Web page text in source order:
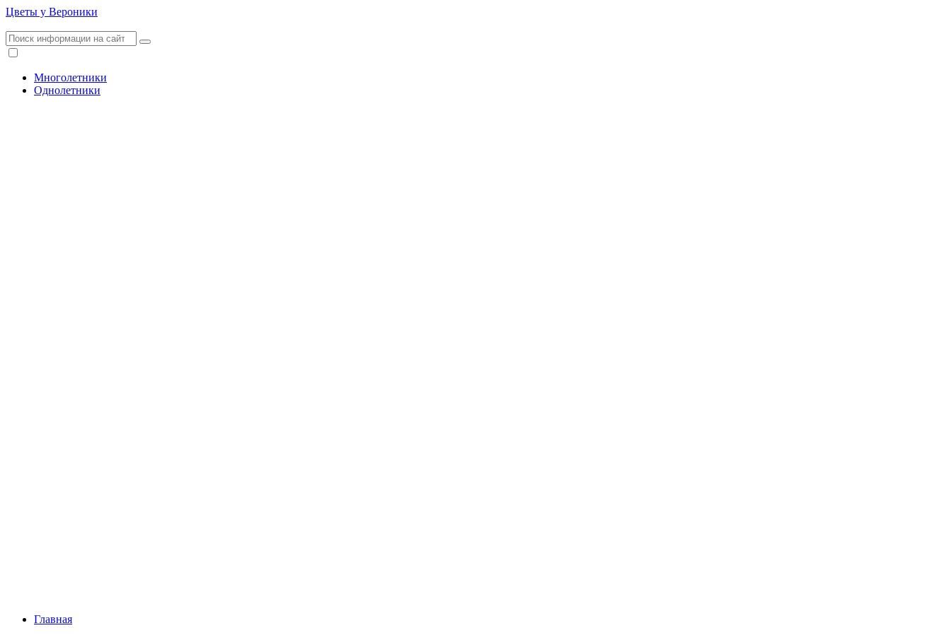
Цветы у Вероники
Многолетники
Однолетники
Главная